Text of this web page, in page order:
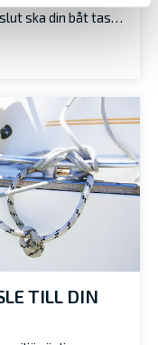
ska din båt tas…
TILL DIN